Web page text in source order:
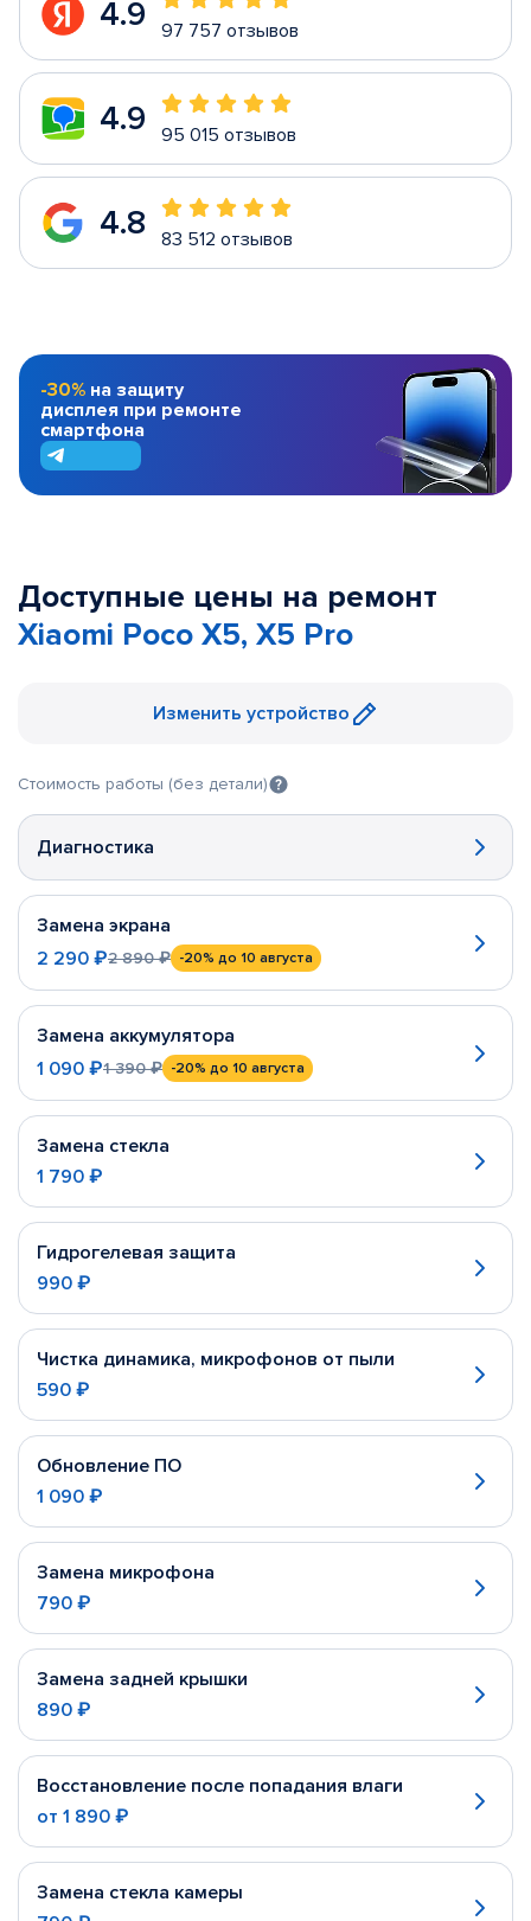
4.9 97 757 отзывов
4.9 95 015 отзывов
4.8 83 512 отзывов
-30% на защиту
дисплея при ремонте
смартфона
Доступные цены на ремонт
Xiaomi Poco X5, X5 Pro
Изменить устройство
Стоимость работы (без детали)
Диагностика
Замена экрана
2 290 ₽2 890 ₽ -20% до 10 августа
Замена аккумулятора
1 090 ₽1 390 ₽ -20% до 10 августа
Замена стекла
1 790 ₽
Гидрогелевая защита
990 ₽
Чистка динамика, микрофонов от пыли
590 ₽
Обновление ПО
1 090 ₽
Замена микрофона
790 ₽
Замена задней крышки
890 ₽
Восстановление после попадания влаги
от 1 890 ₽
Замена стекла камеры